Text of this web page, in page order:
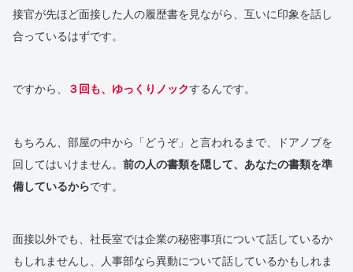
接官が先ほど面接した人の履歴書を見ながら、互いに印象を話し
合っているはずです。
ですから、 ３回も、ゆっくりノックするんです。
もちろん、部屋の中から「どうぞ」と言われるまで、ドアノブを
回してはいけません。 前の人の書類を隠して、あなたの書類を準
備しているからです。
面接以外でも、社長室では企業の秘密事項について話しているか
もしれませんし、人事部なら異動について話しているかもしれま